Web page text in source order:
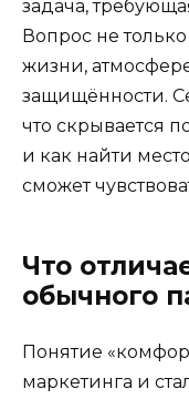
задача,
Вопрос не
жизни,
защищённости.
что скрывается
и как найти
сможет
Что
обычного
Понятие
маркетинга и